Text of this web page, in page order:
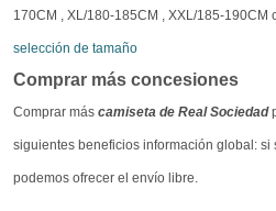
170CM , XL/180-185CM , XXL/185-190CM
selección de tamaño
Comprar más concesiones
Comprar más camiseta de Real Sociedad
siguientes beneficios información global: si
podemos ofrecer el envío libre.